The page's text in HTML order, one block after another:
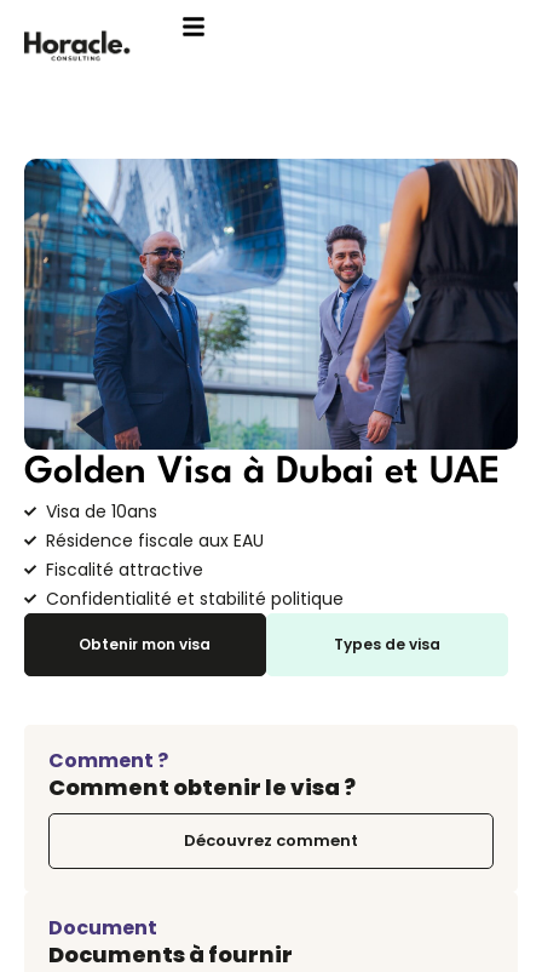
Golden Visa à Dubai et UAE
Visa de 10ans
Résidence fiscale aux EAU
Fiscalité attractive
Confidentialité et stabilité politique
Obtenir mon visa Types de visa
Comment ?
Comment obtenir le visa ?
Découvrez comment
Document
Documents à fournir